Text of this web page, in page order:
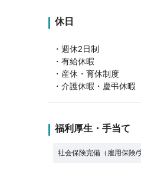
休日
・週休2日制
・有給休暇
・産休・育休制度
・介護休暇・慶弔休暇
福利厚生・手当て
社会保険完備（雇用保険/